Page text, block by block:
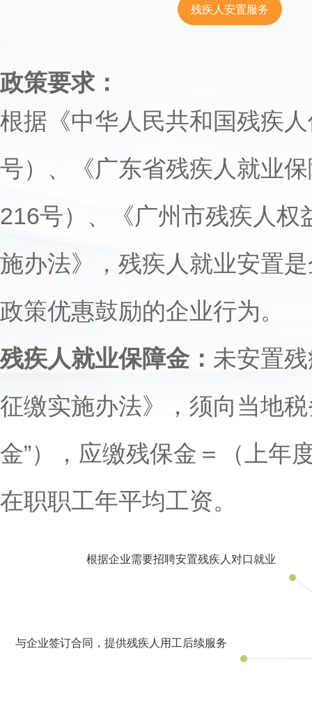
残疾人安置服务
政策要求：
根据《中华人民共和国残疾
号）、《广东省残疾人就业
216号）、《广州市残疾人
施办法》，残疾人就业安置
政策优惠鼓励的企业行为。
残疾人就业保障金： 未安置
征缴实施办法》，须向当地
金”），应缴残保金＝（上年
在职职工年平均工资。
根据企业需要招聘安置残疾人对口就业
与企业签订合同，提供残疾人用工后续服务